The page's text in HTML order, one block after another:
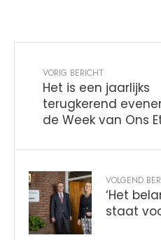
VORIG BERICHT
Het is een jaarlijks
terugkerend
de Week van Ons
VOLGEND
‘Het
staat